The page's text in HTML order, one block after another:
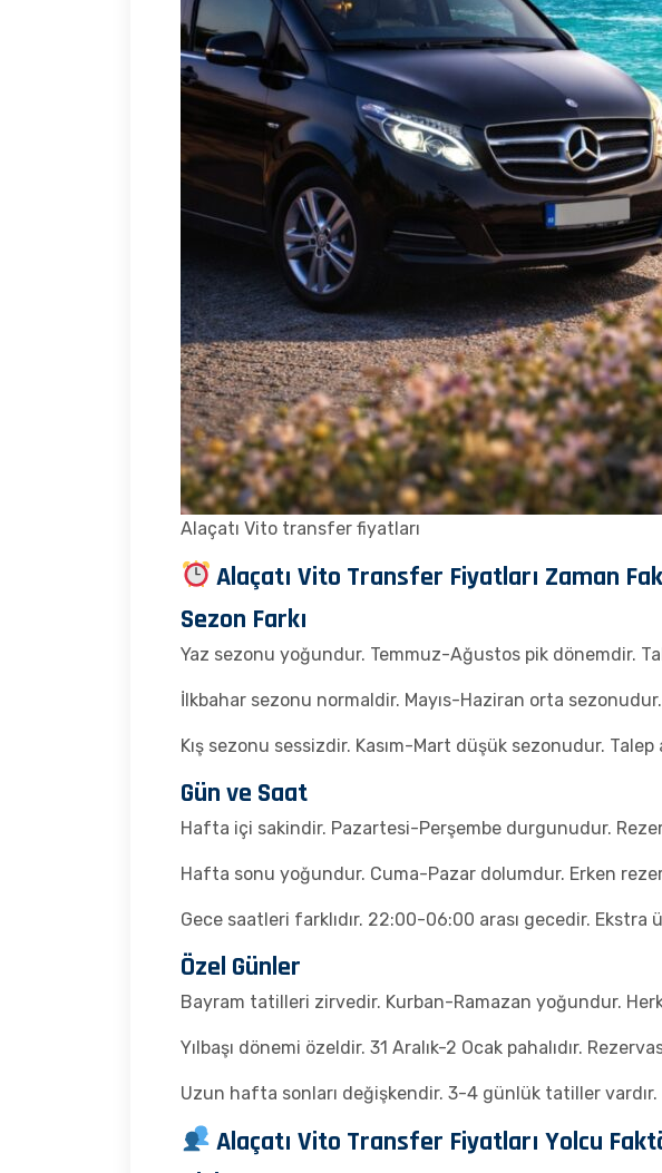
Alaçatı Vito transfer fiyatları
Alaçatı Vito Transfer Fiyatları Zaman
Sezon Farkı
Yaz sezonu yoğundur. Temmuz-Ağustos pik dönemdir.
İlkbahar sezonu normaldir. Mayıs-Haziran orta
Kış sezonu sessizdir. Kasım-Mart düşük sezonudur.
Gün ve Saat
Hafta içi sakindir. Pazartesi-Perşembe durgunudur.
Hafta sonu yoğundur. Cuma-Pazar dolumdur. Erken
Gece saatleri farklıdır. 22:00-06:00 arası gecedir. Ekstra
Özel Günler
Bayram tatilleri zirvedir. Kurban-Ramazan yoğundur.
Yılbaşı dönemi özeldir. 31 Aralık-2 Ocak pahalıdır.
Uzun hafta sonları değişkendir. 3-4 günlük tatiller vardır.
Alaçatı Vito Transfer Fiyatları Yolcu